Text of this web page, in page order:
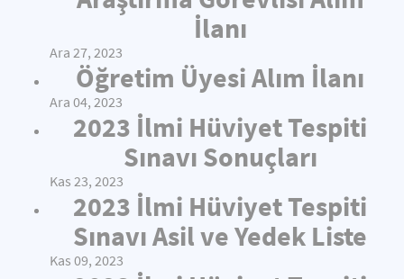
İlanı
Ara 27, 2023
Öğretim Üyesi Alım İlanı
Ara 04, 2023
2023 İlmi Hüviyet Tespiti
Sınavı Sonuçları
Kas 23, 2023
2023 İlmi Hüviyet Tespiti
Sınavı Asil ve Yedek Liste
Kas 09, 2023